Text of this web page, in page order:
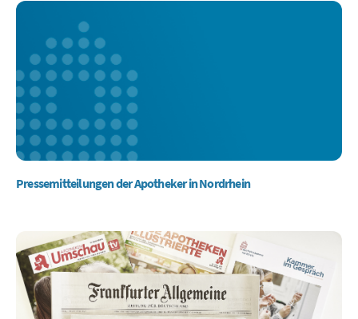
Pressemitteilungen der Apotheker in Nordrhein